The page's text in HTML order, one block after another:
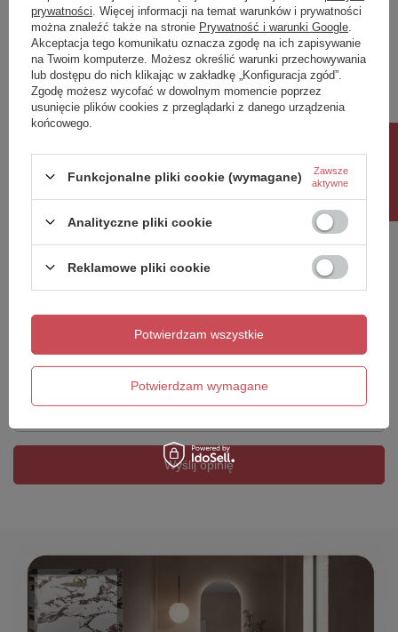
Napisz swoją opinię
Twoja ocena:
5/5
Dodaj własne zdjęcie produktu:
Twoje imię
Wyślij opinię
prywatności . Więcej informacji na temat warunków i prywatności
można znaleźć także na stronie Prywatność i warunki Google
Akceptacja tego komunikatu oznacza zgodę na ich zapisywanie
na Twoim komputerze. Możesz określić warunki przechowywania
lub dostępu do nich klikając w zakładkę „Konfiguracja zgód”.
Zgodę możesz wycofać w dowolnym momencie poprzez
usunięcie plików cookies z przeglądarki z danego urządzenia
końcowego.
Funkcjonalne pliki cookie (wymagane)
Zawsze
aktywne
Analityczne pliki cookie
Reklamowe pliki cookie
Potwierdzam wymagane
Potwierdzam wszystkie